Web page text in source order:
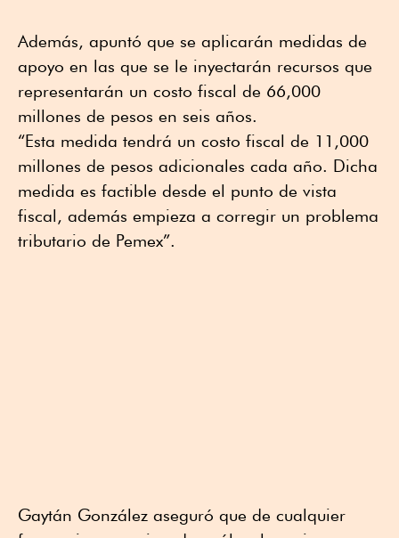
Además, apuntó que se aplicarán medidas de
apoyo en las que se le inyectarán recursos que
representarán un costo fiscal de 66,000
millones de pesos en seis años.
“Esta medida tendrá un costo fiscal de 11,000
millones de pesos adicionales cada año. Dicha
medida es factible desde el punto de vista
fiscal, además empieza a corregir un problema
tributario de Pemex”.
Gaytán González aseguró que de cualquier